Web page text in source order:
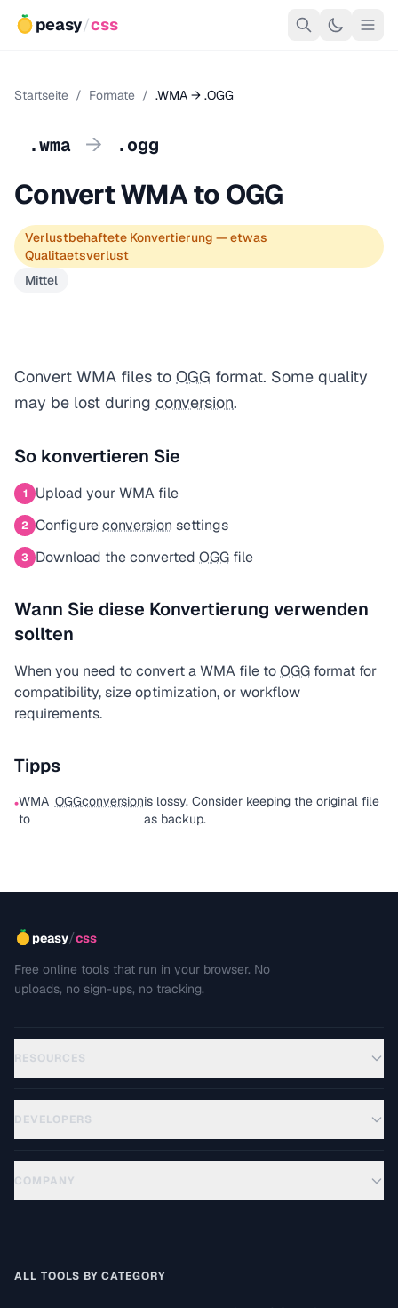
peasy/css
Startseite / Formate / .WMA → .OGG
.wma → .ogg
Convert WMA to OGG
Verlustbehaftete Konvertierung — etwas
Qualitaetsverlust
Mittel
Convert WMA files to OGG format. Some quality
may be lost during conversion.
So konvertieren Sie
1 Upload your WMA file
2 Configureconversion settings
3 Download the converted OGG file
Wann Sie diese Konvertierung verwenden
sollten
When you need to convert a WMA file toOGG format for
compatibility, size optimization, or workflow
requirements.
Tipps
•WMA
to
OGGconversionis lossy. Consider keeping the original file
as backup.
peasy/css
Free online tools that run in your browser. No
uploads, no sign-ups, no tracking.
RESOURCES
DEVELOPERS
COMPANY
ALL TOOLS BY CATEGORY